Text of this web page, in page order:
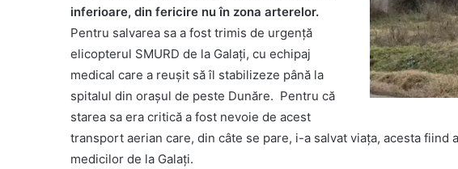
inferioare, din fericire nu în zona arterelor.
Pentru salvarea sa a fost trimis de urgență
elicopterul SMURD de la Galați, cu echipaj
medical care a reușit să îl stabilizeze până la
spitalul din orașul de peste Dunăre. Pentru că
starea sa era critică a fost nevoie de acest
transport aerian care, din câte se pare, i-a salvat viața, acesta
medicilor de la Galați.